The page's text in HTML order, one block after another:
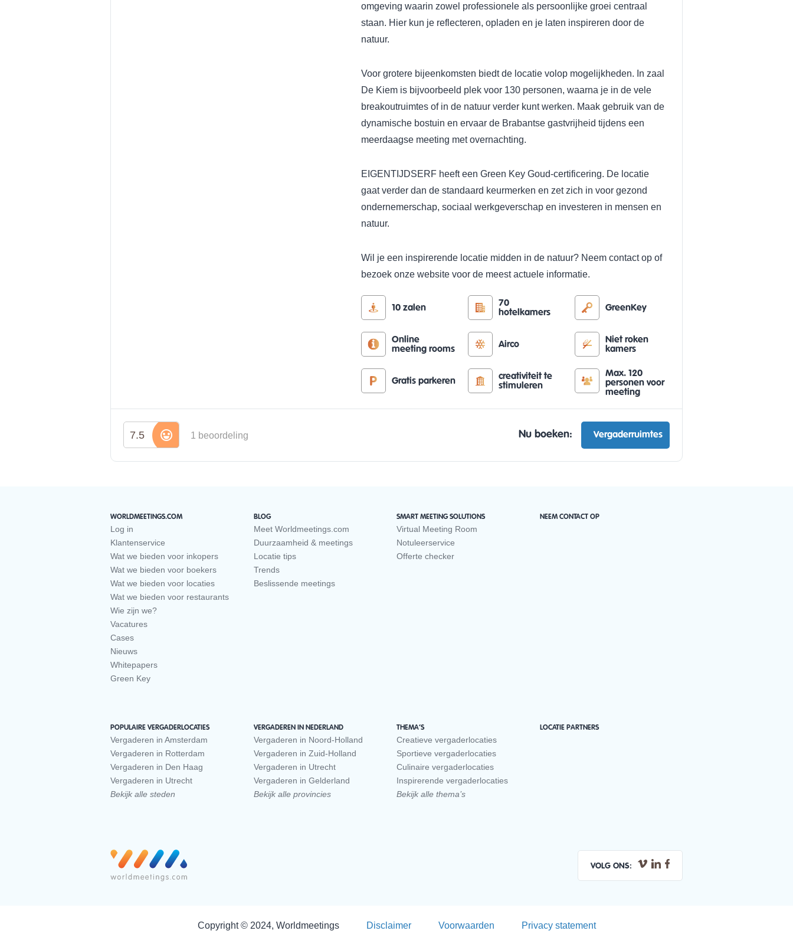
omgeving waarin zowel professionele als persoonlijke groei centraal
staan. Hier kun je reflecteren, opladen en je laten inspireren door de
natuur.
Voor grotere bijeenkomsten biedt de locatie volop mogelijkheden. In zaal
De Kiem is bijvoorbeeld plek voor 130 personen, waarna je in de vele
breakoutruimtes of in de natuur verder kunt werken. Maak gebruik van de
dynamische bostuin en ervaar de Brabantse gastvrijheid tijdens een
meerdaagse meeting met overnachting.
EIGENTIJDSERF heeft een Green Key Goud-certificering. De locatie
gaat verder dan de standaard keurmerken en zet zich in voor gezond
ondernemerschap, sociaal werkgeverschap en investeren in mensen en
natuur.
Wil je een inspirerende locatie midden in de natuur? Neem contact op of
bezoek onze website voor de meest actuele informatie.
10 zalen
70
hotelkamers
GreenKey
Online
meeting rooms
Airco
Niet roken
kamers
Gratis parkeren
creativiteit te
stimuleren
Max. 120
personen voor
meeting
7.5 1 beoordeling Nu boeken: Vergaderruimtes
WORLDMEETINGS.COM
Log in
Klantenservice
Wat we bieden voor inkopers
Wat we bieden voor boekers
Wat we bieden voor locaties
Wat we bieden voor restaurants
Wie zijn we?
Vacatures
Cases
Nieuws
Whitepapers
Green Key
BLOG
Meet Worldmeetings.com
Duurzaamheid & meetings
Locatie tips
Trends
Beslissende meetings
SMART MEETING SOLUTIONS
Virtual Meeting Room
Notuleerservice
Offerte checker
NEEM CONTACT OP
POPULAIRE VERGADERLOCATIES
Vergaderen in Amsterdam
Vergaderen in Rotterdam
Vergaderen in Den Haag
Vergaderen in Utrecht
Bekijk alle steden
VERGADEREN IN NEDERLAND
Vergaderen in Noord-Holland
Vergaderen in Zuid-Holland
Vergaderen in Utrecht
Vergaderen in Gelderland
Bekijk alle provincies
THEMA’S
Creatieve vergaderlocaties
Sportieve vergaderlocaties
Culinaire vergaderlocaties
Inspirerende vergaderlocaties
Bekijk alle thema’s
LOCATIE PARTNERS
VOLG ONS:
Copyright © 2024, Worldmeetings Disclaimer Voorwaarden Privacy statement